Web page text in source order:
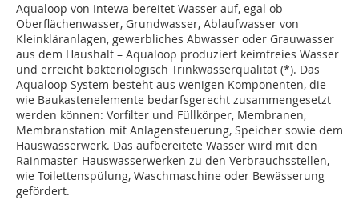
Aqualoop von Intewa bereitet Wasser auf, egal ob
Oberflächenwasser, Grundwasser, Ablaufwasser von
Kleinkläranlagen, gewerbliches Abwasser oder Grauwasser
aus dem Haushalt – Aqualoop produziert keimfreies Wasser
und erreicht bakteriologisch Trinkwasserqualität (*). Das
Aqualoop System besteht aus wenigen Komponenten, die
wie Baukastenelemente bedarfsgerecht zusammengesetzt
werden können: Vorfilter und Füllkörper, Membranen,
Membranstation mit Anlagensteuerung, Speicher sowie dem
Hauswasserwerk. Das aufbereitete Wasser wird mit den
Rainmaster-Hauswasserwerken zu den Verbrauchsstellen,
wie Toilettenspülung, Waschmaschine oder Bewässerung
gefördert.